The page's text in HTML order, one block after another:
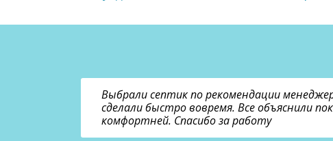
Выбрали септик по рекомендации
сделали быстро вовремя. Все объяснили
комфортней. Спасибо за работу